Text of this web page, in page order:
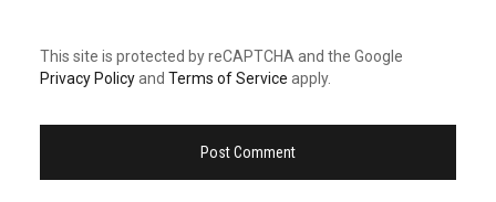
This site is protected by reCAPTCHA and the Google
Privacy Policyand Terms of Service apply.